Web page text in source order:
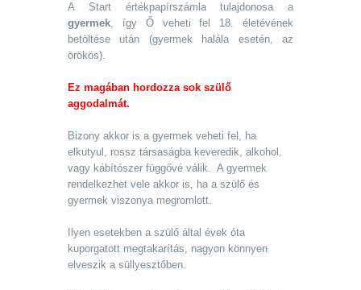
A Start értékpapírszámla tulajdonosa a
gyermek, így Ő veheti fel 18. életévének
betöltése után (gyermek halála esetén, az
örökös).
Ez magában hordozza sok szülő
aggodalmát.
Bizony akkor is a gyermek veheti fel, ha
elkutyul, rossz társaságba keveredik, alkohol,
vagy kábítószer függővé válik. A gyermek
rendelkezhet vele akkor is, ha a szülő és
gyermek viszonya megromlott.
Ilyen esetekben a szülő által évek óta
kuporgatott megtakarítás, nagyon könnyen
elveszik a süllyesztőben.